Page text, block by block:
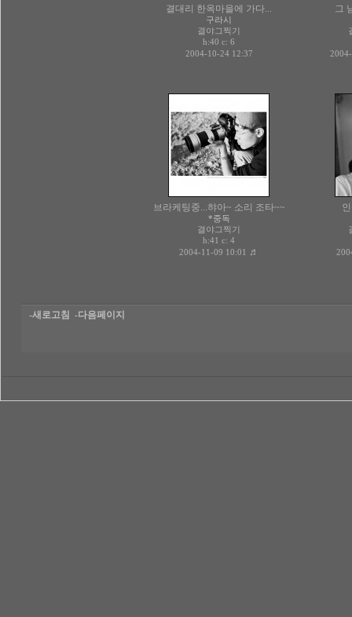
결대리 한옥마을에 가다...
구라시
결야그찍기
h:40 c: 6
2004-10-24 12:37
그
브라케팅중...햐아~ 소리 조타~~
*중독
결야그찍기
h:41 c: 4
2004-11-09 10:01 ♬
-새로고침 -다음페이지